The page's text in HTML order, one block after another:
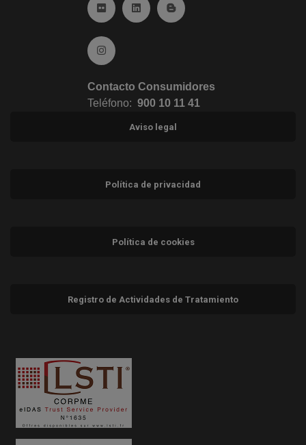
Ir a Flickr (abre en ventana nueva)
Ir a Linkedin (abre en ventana nueva)
Ir al Blog (abre en ventana
Ir a Instagram (abre en ventana nueva)
Contacto Consumidores
Teléfono: 900 10 11 41
Aviso legal
Política de privacidad
Política de cookies
Registro de Actividades de Tratamiento